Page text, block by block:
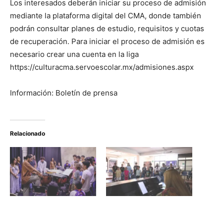
Los interesados deberán iniciar su proceso de admisión
mediante la plataforma digital del CMA, donde también
podrán consultar planes de estudio, requisitos y cuotas
de recuperación. Para iniciar el proceso de admisión es
necesario crear una cuenta en la liga
https://culturacma.servoescolar.mx/admisiones.aspx
Información: Boletín de prensa
Relacionado